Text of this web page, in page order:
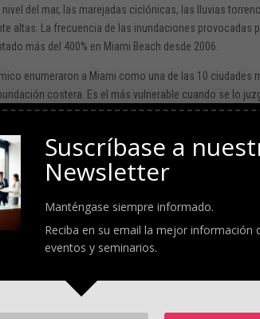
del mar, las marejadas ciclónicas, las lluvias
altas. La frecuencia de las inundaciones provocadas
más del 400% en Miami Beach desde 2006.
enumeraron a Miami como una de las 10 ciudades
costera. Es el más vulnerable cuando se lo
y tormentas cada vez más intensas, como
a la propiedad, mayores primas de seguros y facturas
pérdida de ganancias comerciales y costos de
que nunca se irían, según un
los residentes del condado de Miami-Dade dicen que
nacional del 72%, según unaencuestade la
Suscríbase a
Newsletter
Manténgase siempre informado.
Reciba en su email la mejor información
eventos y seminarios.